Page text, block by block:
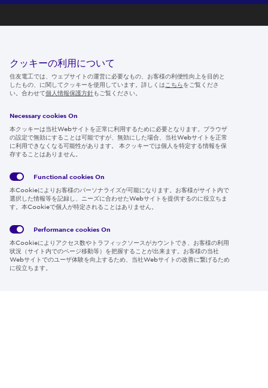
ニュースルーム
IR情報
採用情報
Global
Policy
サイト
約
Region & Language:
Japan | JP
クッキーの利用について
住友電工では、ウェブサイトの運営に必要なもの、お客様の利便性向上を目的と
したもの、に関してクッキーを使用しています。詳しくは こちらをご覧くださ
い。合わせて個人情報保護方針もご覧ください。
Necessary cookies On
本クッキーは当社Webサイトを正常に利用するために必要となります。ブラウザ
の設定で無効にすることは可能ですが、無効にした場合、当社Webサイトを正常
に利用できなくなる可能性があります。 本クッキーでは個人を特定する情報を保
存することはありません。
Functional cookies On
本Cookieによりお客様のパーソナライズが可能になります。お客様がサイト内で
選択した情報等を記録し、ニーズに合わせたWebサイトを提供するのに役立ちま
す。本Cookieで個人が特定されることはありません。
Performance cookies On
本Cookieによりアクセス数やトラフィックソースがカウントでき、お客様の利用
状況（サイト内でのページ移動等）を把握することが出来ます。お客様の当社
Webサイトでのユーザ体験を向上するため、当社Webサイトの改善に繋げるため
に役立ちます。